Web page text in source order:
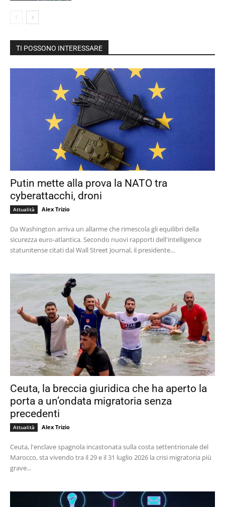
TI POSSONO INTERESSARE
Putin mette alla prova la NATO tra
cyberattacchi, droni
Attualità Alex Trizio
Da Washington arriva un allarme che rimescola gli equilibri della
sicurezza euro-atlantica. Secondo nuovi rapporti dell'intelligence
statunitense citati dal Wall Street Journal, il presidente...
Ceuta, la breccia giuridica che ha aperto la
porta a un’ondata migratoria senza
precedenti
Attualità Alex Trizio
Ceuta, l'enclave spagnola incastonata sulla costa settentrionale del
Marocco, sta vivendo tra il 29 e il 31 luglio 2026 la crisi migratoria più
grave...